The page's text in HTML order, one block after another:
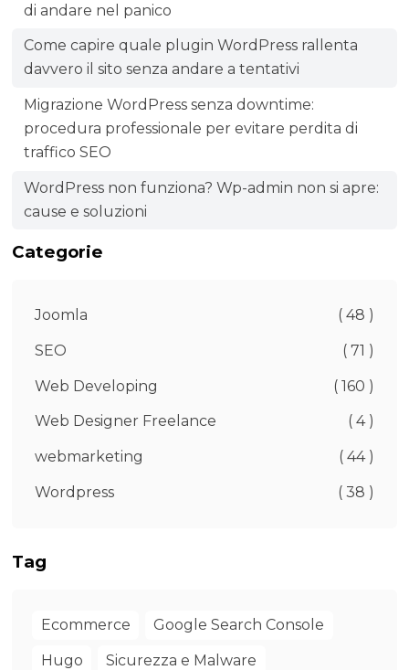
di andare nel panico
Come capire quale plugin WordPress rallenta
davvero il sito senza andare a tentativi
Migrazione WordPress senza downtime:
procedura professionale per evitare perdita di
traffico SEO
WordPress non funziona? Wp-admin non si apre:
cause e soluzioni
Categorie
Joomla ( 48 )
SEO ( 71 )
Web Developing ( 160 )
Web Designer Freelance ( 4 )
webmarketing ( 44 )
Wordpress ( 38 )
Tag
Ecommerce Google Search Console
Hugo Sicurezza e Malware